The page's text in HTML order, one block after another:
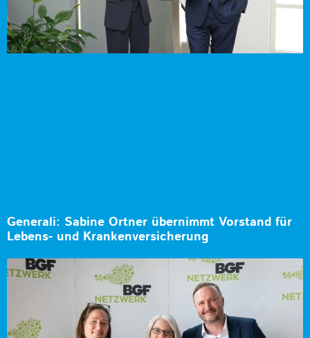
Generali: Sabine Ortner übernimmt Vorstand für
Lebens- und Krankenversicherung